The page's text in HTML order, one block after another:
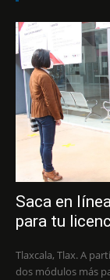
Saca en
para tu
Tlaxcala, Tlax. A
dos módulos más